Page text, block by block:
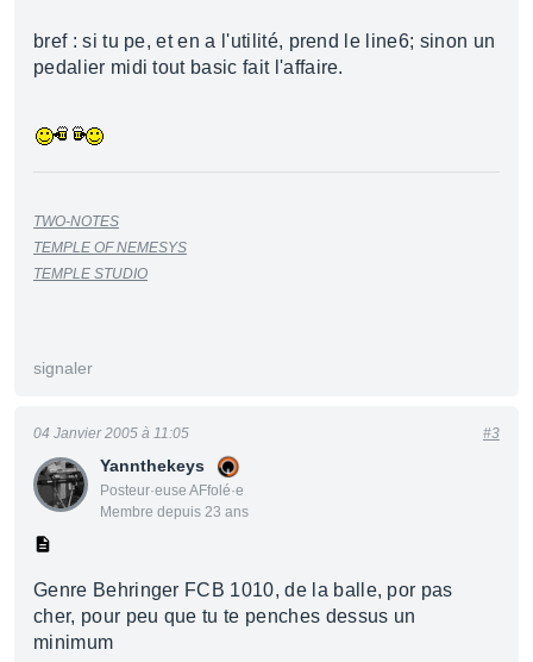
bref : si tu pe, et en a l'utilité, prend le line6; sinon un
pedalier midi tout basic fait l'affaire.
TWO-NOTES
TEMPLE OF NEMESYS
TEMPLE STUDIO
signaler
Yannthekeys
Posteur·euse AFfolé·e
Membre depuis 23 ans
04 Janvier 2005 à 11:05 #3
Genre Behringer FCB 1010, de la balle, por pas
cher, pour peu que tu te penches dessus un
minimum